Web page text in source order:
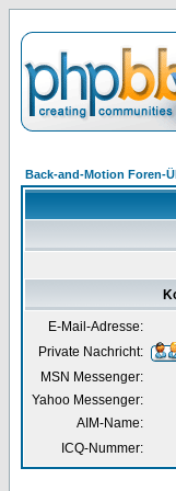
Back-and-Motion Foren-
E-Mail-Adresse:
Private Nachricht:
MSN Messenger:
Yahoo Messenger:
AIM-Name:
ICQ-Nummer: